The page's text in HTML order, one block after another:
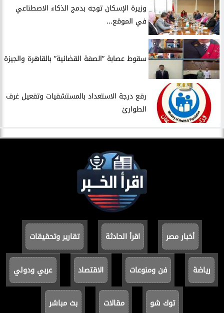
​وزيرة الإسكان توجه بدمج الذكاء الاصطناعي
في الموقع...
سقوط عصابة ”الصفة القضائية” بالقاهرة والجيزة
​رفع درجة الاستعداد بالمستشفيات وتفعيل غرف
الطوارئ
أخبار مصر اقرأ الحادثة تقارير وتحقيقات
رياضة فن ومنوعات الاقتصاد عربي ودولي
توك شو مقالات بث مباشر